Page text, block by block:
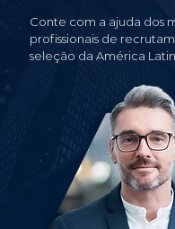
Conte com a ajuda dos
profissionais de
seleção da América